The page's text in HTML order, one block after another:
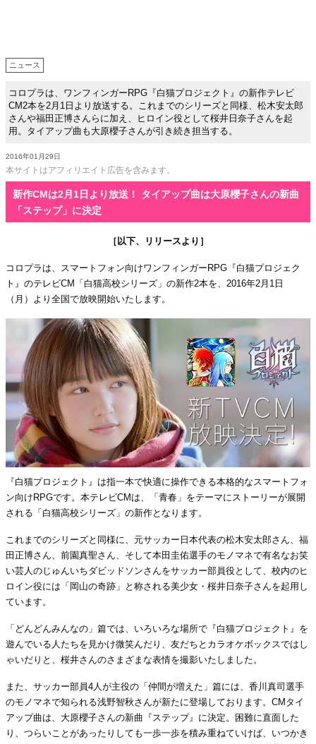
ニュース
コロプラは、ワンフィンガーRPG『白猫プロジェクト』の新作テレビ
CM2本を2月1日より放送する。これまでのシリーズと同様、松木安太郎
さんや福田正博さんらに加え、ヒロイン役として桜井日奈子さんを起
用。タイアップ曲も大原櫻子さんが引き続き担当する。
2016年01月29日
本サイトはアフィリエイト広告を含みます。
新作CMは2月1日より放送！ タイアップ曲は大原櫻子さんの新曲
「ステップ」に決定
［以下、リリースより］
コロプラは、スマートフォン向けワンフィンガーRPG『白猫プロジェク
ト』のテレビCM「白猫高校シリーズ」の新作2本を、2016年2月1日
（月）より全国で放映開始いたします。
『白猫プロジェクト』は指一本で快適に操作できる本格的なスマートフォ
ン向けRPGです。本テレビCMは、「青春」をテーマにストーリーが展開
される「白猫高校シリーズ」の新作となります。
これまでのシリーズと同様に、元サッカー日本代表の松木安太郎さん、福
田正博さん、前園真聖さん、そして本田圭佑選手のモノマネで有名なお笑
い芸人のじゅんいちダビッドソンさんをサッカー部員役として、校内のヒ
ロイン役には「岡山の奇跡」と称される美少女・桜井日奈子さんを起用し
ています。
「どんどんみんなの」篇では、いろいろな場所で『白猫プロジェクト』を
遊んでいる人たちを見かけ微笑んだり、友だちとカラオケボックスではし
ゃいだりと、桜井さんのさまざまな表情を撮影いたしました。
また、サッカー部員4人が主役の「仲間が増えた」篇には、香川真司選手
のモノマネで知られる浅野智秋さんが新たに登場しております。CMタイ
アップ曲は、大原櫻子さんの新曲『ステップ』に決定。困難に直面した
り、つらいことがあったりしても一歩一歩を積み重ねていけば、いつかき